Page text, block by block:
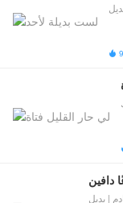

دافين
| بديل